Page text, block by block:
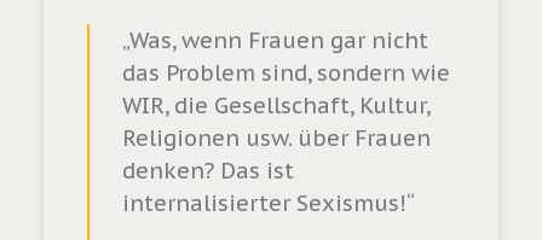
Teilnehmenden. Zudem ein Dank an
YLUMI für die Gabe für unsere Goodie
Bag.
„Was, wenn Frauen gar nicht
das Problem sind, sondern wie
WIR, die Gesellschaft, Kultur,
Religionen usw. über Frauen
denken? Das ist
internalisierter Sexismus!“